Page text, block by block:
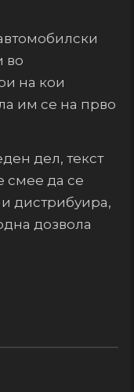
во
на кои
им се на прво
дел, текст
смее да се
дистрибуира,
дозвола